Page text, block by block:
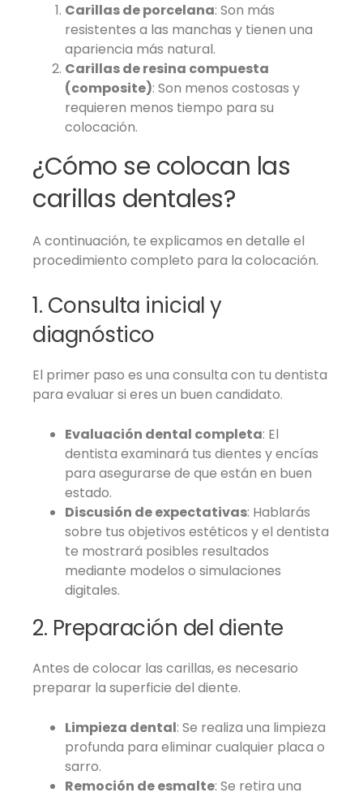
Carillas de porcelana: Son más
resistentes a las manchas y tienen una
apariencia más natural.
Carillas de resina compuesta
(composite): Son menos costosas y
requieren menos tiempo para su
colocación.
¿Cómo se colocan las
carillas dentales?
A continuación, te explicamos en detalle el
procedimiento completo para la colocación.
1. Consulta inicial y
diagnóstico
El primer paso es una consulta con tu dentista
para evaluar si eres un buen candidato.
Evaluación dental completa: El
dentista examinará tus dientes y encías
para asegurarse de que están en buen
estado.
Discusión de expectativas: Hablarás
sobre tus objetivos estéticos y el dentista
te mostrará posibles resultados
mediante modelos o simulaciones
digitales.
2. Preparación del diente
Antes de colocar las carillas, es necesario
preparar la superficie del diente.
Limpieza dental: Se realiza una limpieza
profunda para eliminar cualquier placa o
sarro.
Remoción de esmalte: Se retira una